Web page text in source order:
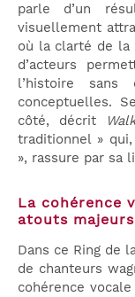
parle d’un
visuellement
où la clarté de la
d’acteurs
l’histoire
conceptuelles.
côté, décrit
traditionnel »
», rassure par sa
La cohérence
atouts
Dans ce Ring de
de chanteurs
cohérence